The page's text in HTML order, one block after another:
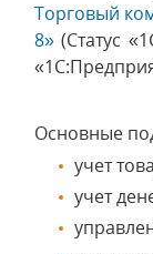
Торговый
8» (Статус
Основные
учет
учет